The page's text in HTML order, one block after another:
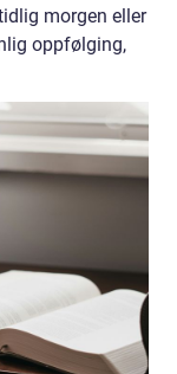
morgen eller
oppfølging,